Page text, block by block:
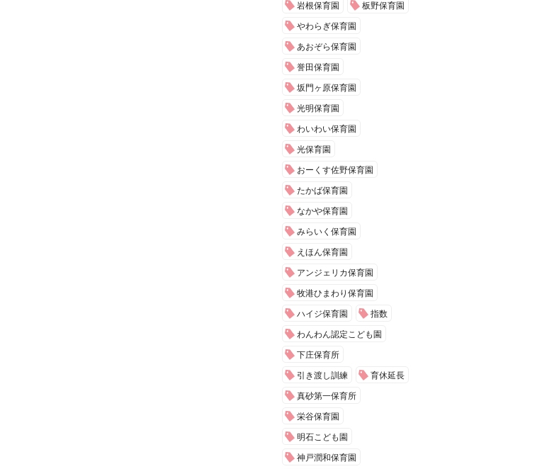
岩根保育園 板野保育園
やわらぎ保育園
あおぞら保育園
誉田保育園
坂門ヶ原保育園
光明保育園
わいわい保育園
光保育園
おーくす佐野保育園
たかば保育園
なかや保育園
みらいく保育園
えほん保育園
アンジェリカ保育園
牧港ひまわり保育園
ハイジ保育園 指数
わんわん認定こども園
下庄保育所
引き渡し訓練 育休延長
真砂第一保育所
栄谷保育園
明石こども園
神戸潤和保育園